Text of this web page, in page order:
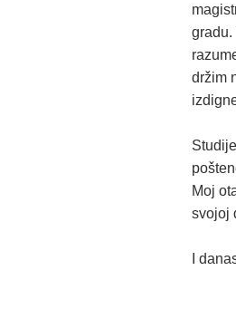
gradu.
držim
Moj
svojoj
I